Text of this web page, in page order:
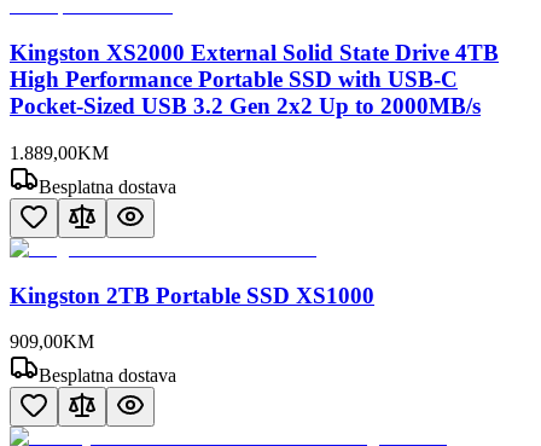
Kingston XS2000 External Solid State Drive 4TB
High Performance Portable SSD with USB-C
Pocket-Sized USB 3.2 Gen 2x2 Up to 2000MB/s
1.889,00KM
Besplatna dostava
Kingston 2TB Portable SSD XS1000
909,00KM
Besplatna dostava